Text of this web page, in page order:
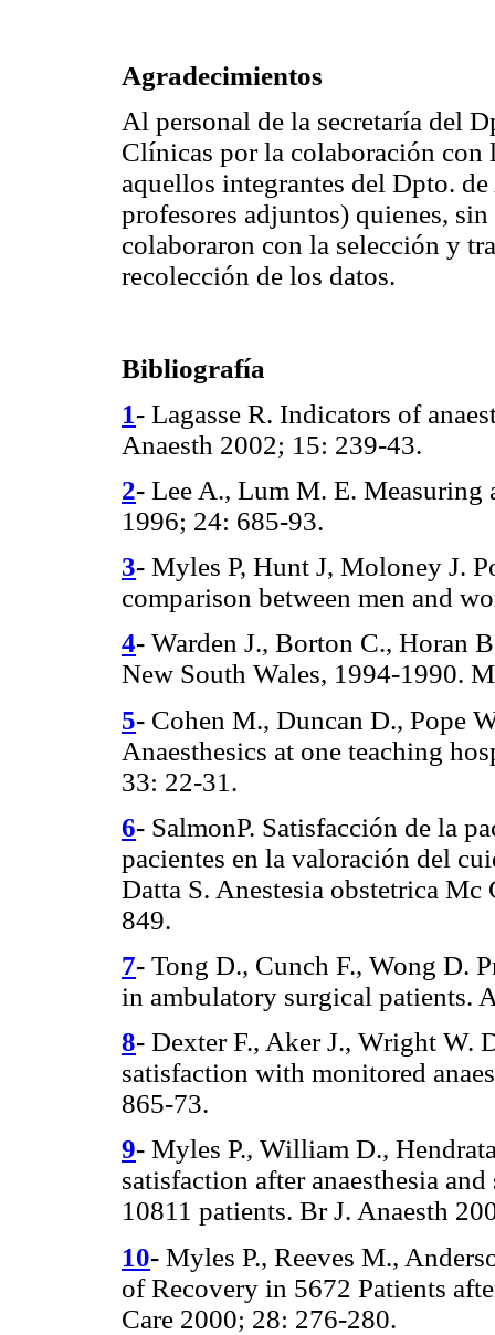
Agradecimientos
Al personal de la secretaría del
Clínicas por la colaboración
aquellos integrantes del Dpto.
profesores adjuntos) quienes,
colaboraron con la selección y
recolección de los datos.
Bibliografía
1- Lagasse R. Indicators of
Anaesth 2002; 15: 239-43.
2- Lee A., Lum M. E. Measuring
1996; 24: 685-93.
3- Myles P, Hunt J, Moloney J.
comparison between men and
4- Warden J., Borton C., Horan
New South Wales, 1994-1990.
5- Cohen M., Duncan D., Pope
Anaesthesics at one teaching
33: 22-31.
6- SalmonP. Satisfacción de la
pacientes en la valoración del
Datta S. Anestesia obstetrica
849.
7- Tong D., Cunch F., Wong D.
in ambulatory surgical patients.
8- Dexter F., Aker J., Wright W.
satisfaction with monitored
865-73.
9- Myles P., William D.,
satisfaction after anaesthesia
10811 patients. Br J. Anaesth
10- Myles P., Reeves M.,
of Recovery in 5672 Patients
Care 2000; 28: 276-280.